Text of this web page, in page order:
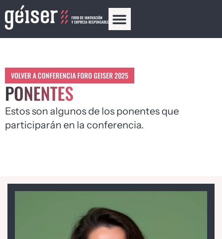
VOLVER A CONFERENCIA FORO GEISER 2025
PONENTES
Estos son algunos de los ponentes que
participarán en la conferencia.